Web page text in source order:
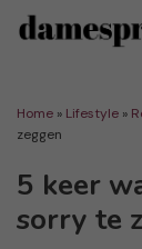
Home » Lifestyle »
zeggen
5 keer
sorry te